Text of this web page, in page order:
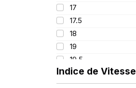
95
96
97
98
100
17
17.5
18
19
19.5
20
21
Indice de Vitesse